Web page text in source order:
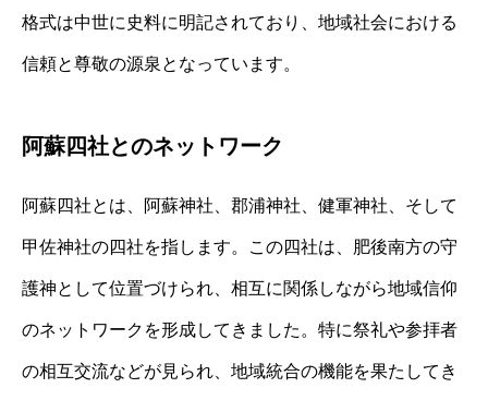
格式は中世に史料に明記されており、地域社会における
信頼と尊敬の源泉となっています。
阿蘇四社とのネットワーク
阿蘇四社とは、阿蘇神社、郡浦神社、健軍神社、そして
甲佐神社の四社を指します。この四社は、肥後南方の守
護神として位置づけられ、相互に関係しながら地域信仰
のネットワークを形成してきました。特に祭礼や参拝者
の相互交流などが見られ、地域統合の機能を果たしてき